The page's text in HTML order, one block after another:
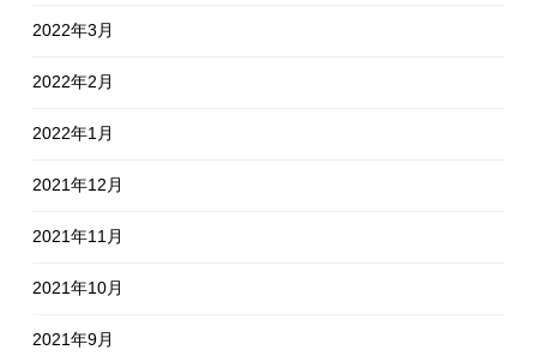
2022年3月
2022年2月
2022年1月
2021年12月
2021年11月
2021年10月
2021年9月